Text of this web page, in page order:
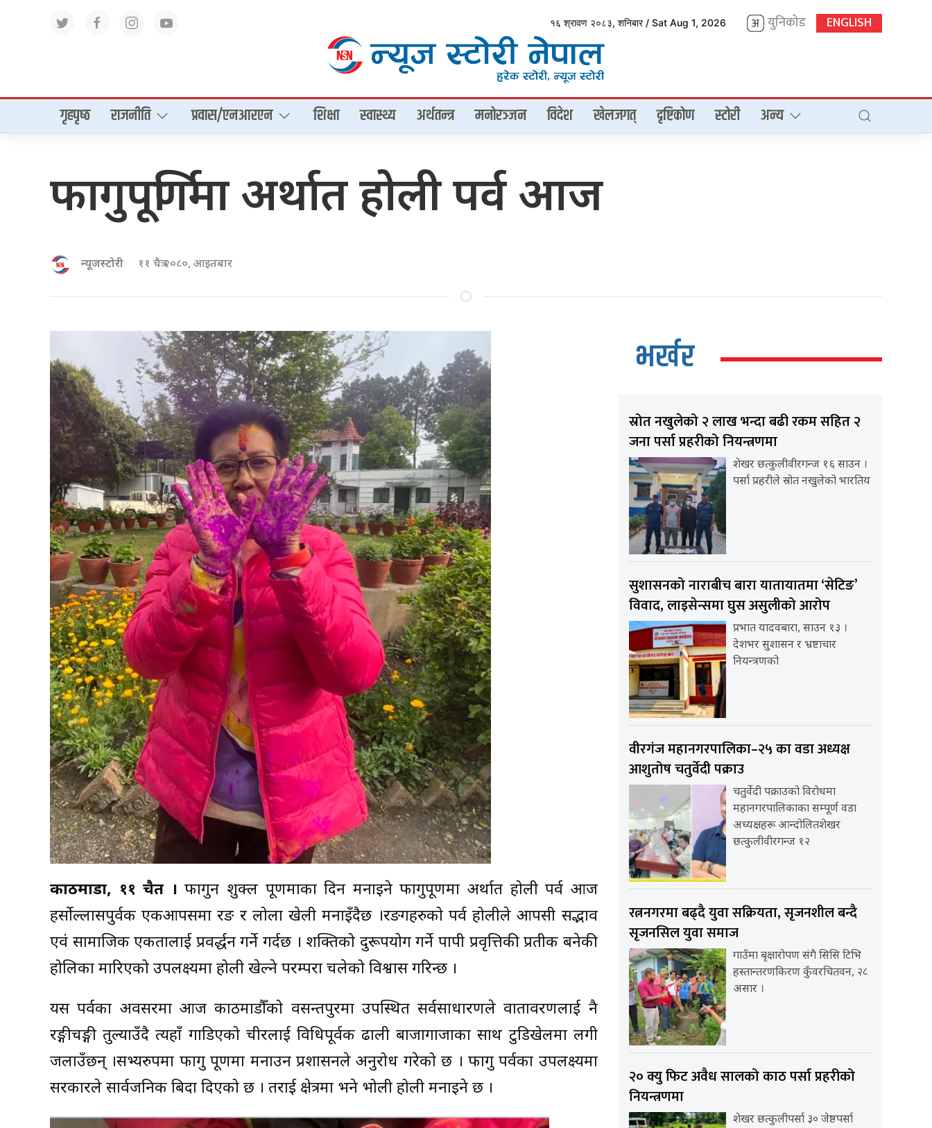
१६ श्रावण २०८३, शनिबार / Sat Aug 1, 2026 युनिकोड ENGLISH
गृहपृष्‍ठ राजनीति प्रवास/एनआरएन शिक्षा स्वास्थ्य अर्थतन्त्र मनोरञ्जन विदेश खेलजगत् दृष्टिकोण स्टोरी अन्य
फागुपूर्णिमा अर्थात होली पर्व आज
न्यूजस्टोरी ११ चैत्र २०८०, आइतबार
काठमाडौं, ११ चैत । फागुन शुक्ल पूर्णिमाका दिन मनाइने फागुपूर्णिमा अर्थात होली पर्व आज
हर्सोल्लासपुर्वक एकआपसमा रङ र लोला खेली मनाइँदैछ ।रङगहरुको पर्व होलीले आपसी सद्भाव
एवं सामाजिक एकतालाई प्रवर्द्धन गर्ने गर्दछ । शक्तिको दुरूपयोग गर्ने पापी प्रवृत्तिकी प्रतीक बनेकी
होलिका मारिएको उपलक्ष्यमा होली खेल्ने परम्परा चलेको विश्वास गरिन्छ ।
यस पर्वका अवसरमा आज काठमाडौँको वसन्तपुरमा उपस्थित सर्वसाधारणले वातावरणलाई नै
रङ्गीचङ्गी तुल्याउँदै त्यहाँ गाडिएको चीरलाई विधिपूर्वक ढाली बाजागाजाका साथ टुडिखेलमा लगी
जलाउँछन् ।सभ्यरुपमा फागु पूर्णिमा मनाउन प्रशासनले अनुरोध गरेको छ । फागु पर्वका उपलक्ष्यमा
सरकारले सार्वजनिक बिदा दिएको छ । तराई क्षेत्रमा भने भोली होली मनाइने छ ।
भर्खर
स्रोत नखुलेको २ लाख भन्दा बढी रकम सहित २
जना पर्सा प्रहरीको नियन्त्रणमा
शेखर छत्कुलीवीरगन्ज १६ साउन ।
पर्सा प्रहरीले स्रोत नखुलेको भारतिय
सुशासनको नाराबीच बारा यातायातमा ‘सेटिङ’
विवाद, लाइसेन्समा घुस असुलीको आरोप
प्रभात यादवबारा, साउन १३ ।
देशभर सुशासन र भ्रष्टाचार
नियन्त्रणको
वीरगंज महानगरपालिका–२५ का वडा अध्यक्ष
आशुतोष चतुर्वेदी पक्राउ
चतुर्वेदी पक्राउको विरोधमा
महानगरपालिकाका सम्पूर्ण वडा
अध्यक्षहरू आन्दोलितशेखर
छत्कुलीवीरगन्ज १२
रत्ननगरमा बढ्दै युवा सक्रियता, सृजनशील बन्दै
सृजनसिल युवा समाज
गाउँमा बृक्षारोपण संगै सिसि टिभि
हस्तान्तरणकिरण कुँवरचितवन, २८
असार ।
२० क्यु फिट अवैध सालको काठ पर्सा प्रहरीको
नियन्त्रणमा
शेखर छत्कुलीपर्सा ३० जेष्ठपर्सा